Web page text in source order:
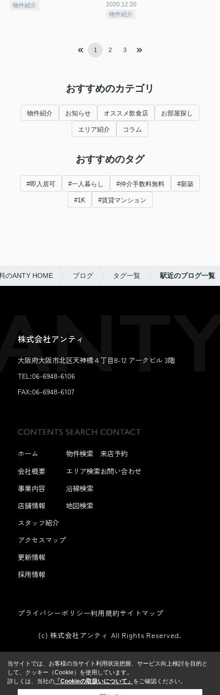
物件紹介
2020.12.20
物件紹介
1 2 3
おすすめのカテゴリ
物件紹介 お知らせ オススメ飲食店 お部屋探し
エリア紹介 コラム
おすすめのタグ
#即入居可 #一人暮らし #仲介手数料無料 #新築
#1K #賃貸マンション
のANTY HOME ブログ タグ一覧 駅近のブログ一覧
株式会社アンティ
大阪府大阪市北区天神橋４丁目8-12 アークビル 3階
TEL:06-6948-6106
FAX:06-6948-6107
ホーム
会社概要
事業内容
店舗情報
スタッフ紹介
アクセスマップ
更新情報
採用情報
物件検索
エリア検索
沿線検索
地図検索
来店予約
お問い合わせ
プライバシーポリシー利用規約サイトマップ
(c) 株式会社アンティ All Rights Reserved.
当サイトでは、お客様の当サイト利用状況把握、サービス向上検討を目的と
して、クッキー（Cookie）を使用しています。
詳しくは、当社の 「Cookieの取扱いについて」 をご確認ください。